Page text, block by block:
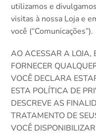
utilizamos e
visitas à nossa Loja e
você (“Comunicações”).
AO ACESSAR A LOJA,
FORNECER
VOCÊ DECLARA
ESTA POLÍTICA DE
DESCREVE AS
TRATAMENTO DE
VOCÊ